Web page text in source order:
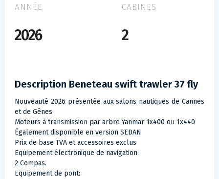
ANNÉE
2026
CABINES
2
Description Beneteau swift trawler 37 fly
Nouveauté 2026 présentée aux salons nautiques de Cannes
et de Gênes
Moteurs à transmission par arbre Yanmar 1x400 ou 1x440
Également disponible en version SEDAN
Prix de base TVA et accessoires exclus
Equipement électronique de navigation:
2 Compas.
Equipement de pont: